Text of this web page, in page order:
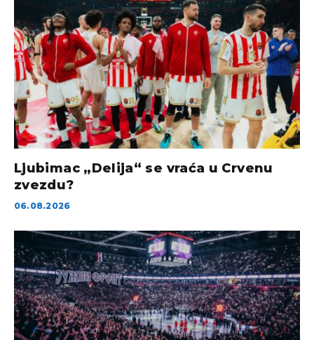
Ljubimac „Delija“ se vraća u Crvenu
zvezdu?
06.08.2026